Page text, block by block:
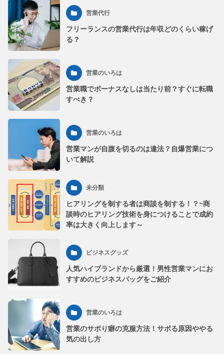
営業代行
フリーランスの営業代行は年収どのくらい稼げ
る？
営業のいろは
営業職でボーナスなしは当たり前？すぐに転職
すべき？
営業のいろは
営業マンが自腹を切るのは違法？自爆営業につ
いて解説
未分類
ヒアリングを制する者は商談を制する！？~商
談時のヒアリング技術を身につけることで成約
率は大きく向上します～
ビジネスグッズ
人気ハイブランドから厳選！男性営業マンにお
すすめのビジネスバッグをご紹介
営業のいろは
営業のサボり癖の克服方法！サボる原因ややる
気の出し方